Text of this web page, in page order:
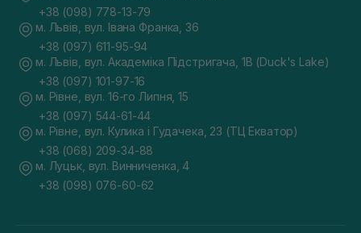
+38 (098) 778-13-79
м. Львів, вул. Івана Франка, 36
+38 (097) 611-95-94
м. Львів, вул. Академіка Підстригача, 1В (Duck's Lake)
+38 (097) 101-97-16
м. Рівне, вул. 16-го Липня, 15
+38 (097) 544-61-44
м. Рівне, вул. Кулика і Гудачека, 23 (ТЦ Екватор)
+38 (068) 209-34-88
м. Луцьк, вул. Винниченка, 4
+38 (098) 076-60-62